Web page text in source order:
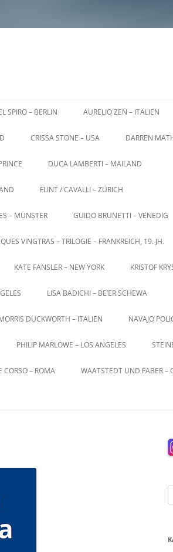
SPIRO – BERLIN AURELIO ZEN – ITALIEN
CRISSA STONE – USA DARREN
DUCA LAMBERTI – MAILAND
FLINT / CAVALLI – ZÜRICH
– MÜNSTER GUIDO BRUNETTI – VENEDIG
VINGTRAS – TRILOGIE – FRANKREICH, 19. JH.
KATE FANSLER – NEW YORK KRISTOF
LISA BADICHI – BE’ER SCHEWA
DUCKWORTH – ITALIEN NAVAJO
PHILIP MARLOWE – LOS ANGELES
CORSO – ROMA WAATSTEDT UND FABER –